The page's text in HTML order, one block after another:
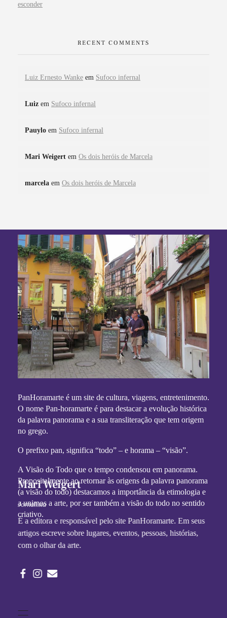
esconder
RECENT COMMENTS
Luiz Ernesto Wanke em Sufoco infernal
Luiz em Sufoco infernal
Pauylo em Sufoco infernal
Mari Weigert em Os dois heróis de Marcela
marcela em Os dois heróis de Marcela
PanHoramarte é um site de cultura, viagens, entretenimento.
O nome Pan-horamarte é para destacar a evolução histórica
da palavra panorama e a sua transliteração que tem origem
no grego.
O prefixo pan, significa “todo” – e horama – “visão”.
A Visão do Todo que o tempo condensou em panorama.
Propositalmente ao retornar às origens da palavra panorama
(a visão do todo) destacamos a importância da etimologia e
a unimos a arte, por ser também a visão do todo no sentido
criativo.
Mari Weigert
Jornalista
É a editora e responsável pelo site PanHoramarte. Em seus
artigos escreve sobre lugares, eventos, pessoas, histórias,
com o olhar da arte.